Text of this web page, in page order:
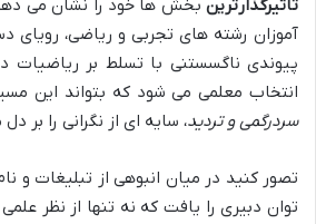
تاثیرگذارترین بخش ها خود را نشان می
آموزان رشته های تجربی و ریاضی، رویای
پیوندی ناگسستنی با تسلط بر ریاضیات
انتخاب معلمی می شود که بتواند این
سردرگمی و تردید، سایه ای از نگرانی را بر
تصور کنید در میان انبوهی از تبلیغات و
توان دبیری را یافت که نه تنها از نظر